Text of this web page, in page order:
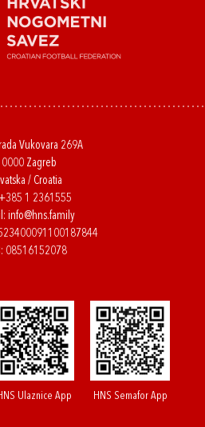
Vukovara 269A
Zagreb
/ Croatia
1 2361555
info@hns.family
08516152078
Ulaznice App HNS Semafor App